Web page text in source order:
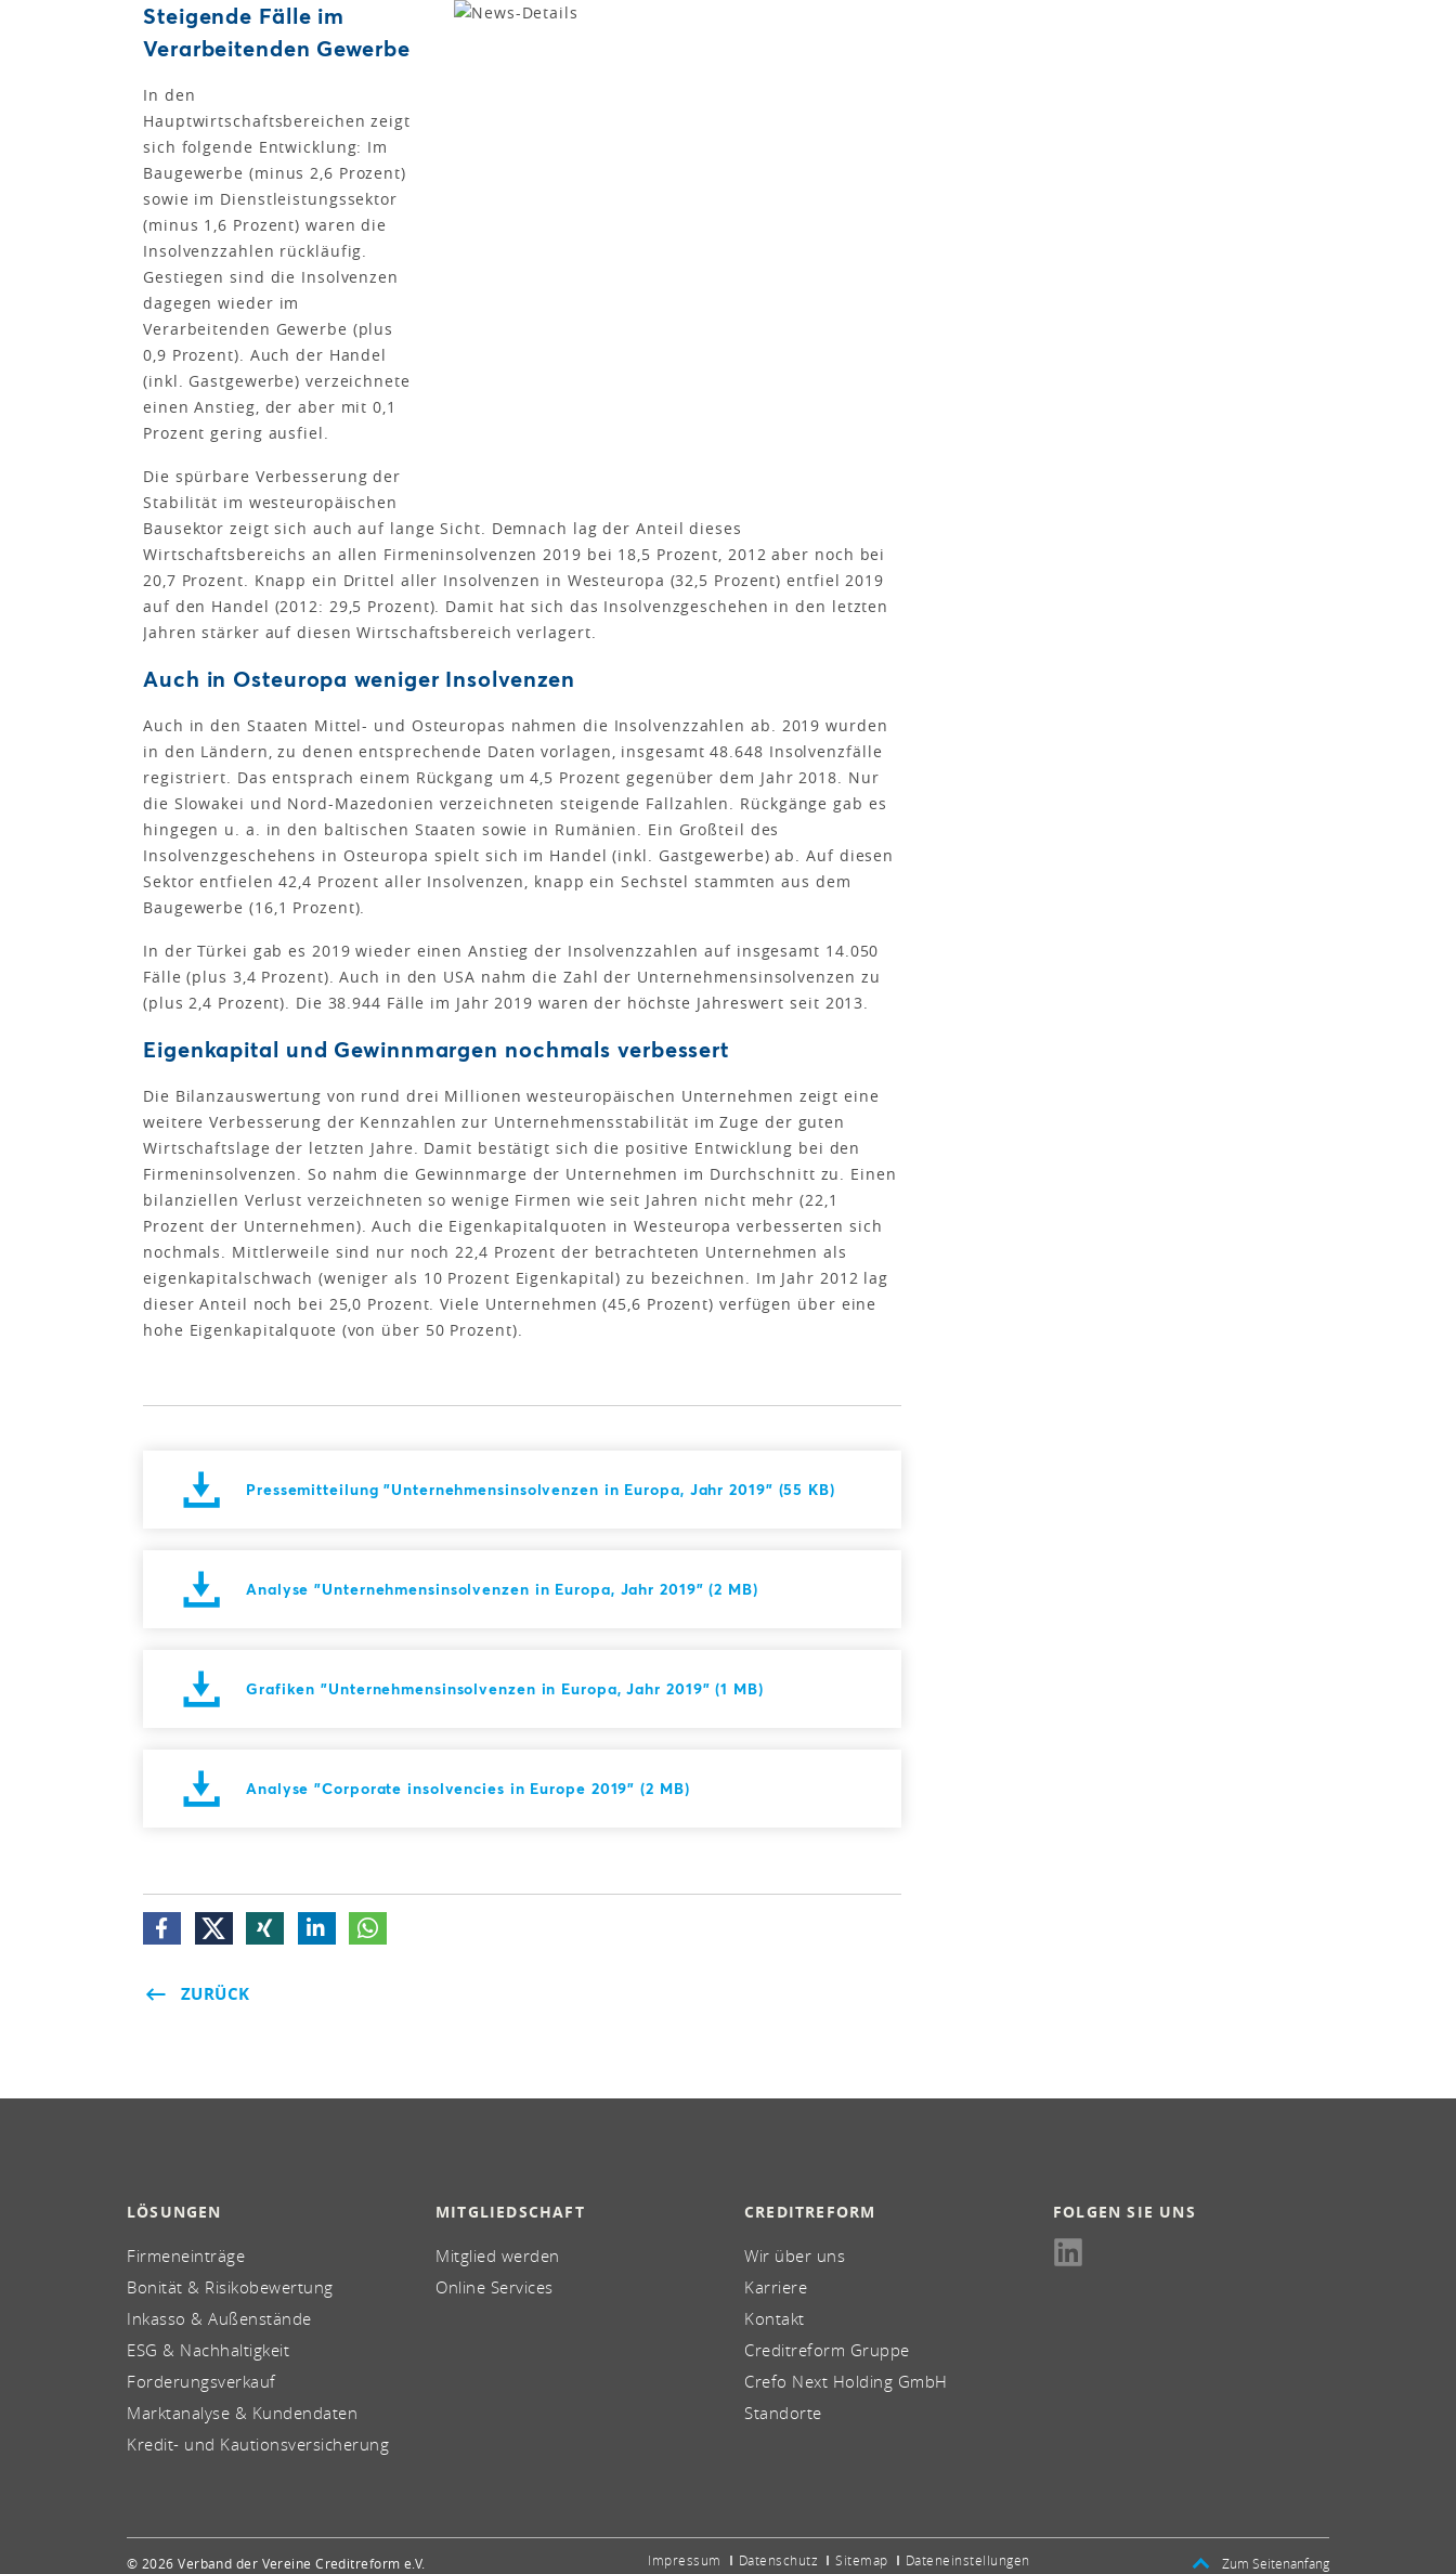
Steigende Fälle im
Verarbeitenden Gewerbe
In den
Hauptwirtschaftsbereichen zeigt
sich folgende Entwicklung: Im
Baugewerbe (minus 2,6 Prozent)
sowie im Dienstleistungssektor
(minus 1,6 Prozent) waren die
Insolvenzzahlen rückläufig.
Gestiegen sind die Insolvenzen
dagegen wieder im
Verarbeitenden Gewerbe (plus
0,9 Prozent). Auch der Handel
(inkl. Gastgewerbe) verzeichnete
einen Anstieg, der aber mit 0,1
Prozent gering ausfiel.
Die spürbare Verbesserung der
Stabilität im westeuropäischen
Bausektor zeigt sich auch auf lange Sicht. Demnach lag der Anteil dieses
Wirtschaftsbereichs an allen Firmeninsolvenzen 2019 bei 18,5 Prozent, 2012 aber noch bei
20,7 Prozent. Knapp ein Drittel aller Insolvenzen in Westeuropa (32,5 Prozent) entfiel 2019
auf den Handel (2012: 29,5 Prozent). Damit hat sich das Insolvenzgeschehen in den letzten
Jahren stärker auf diesen Wirtschaftsbereich verlagert.
Auch in Osteuropa weniger Insolvenzen
Auch in den Staaten Mittel- und Osteuropas nahmen die Insolvenzzahlen ab. 2019 wurden
in den Ländern, zu denen entsprechende Daten vorlagen, insgesamt 48.648 Insolvenzfälle
registriert. Das entsprach einem Rückgang um 4,5 Prozent gegenüber dem Jahr 2018. Nur
die Slowakei und Nord-Mazedonien verzeichneten steigende Fallzahlen. Rückgänge gab es
hingegen u. a. in den baltischen Staaten sowie in Rumänien. Ein Großteil des
Insolvenzgeschehens in Osteuropa spielt sich im Handel (inkl. Gastgewerbe) ab. Auf diesen
Sektor entfielen 42,4 Prozent aller Insolvenzen, knapp ein Sechstel stammten aus dem
Baugewerbe (16,1 Prozent).
In der Türkei gab es 2019 wieder einen Anstieg der Insolvenzzahlen auf insgesamt 14.050
Fälle (plus 3,4 Prozent). Auch in den USA nahm die Zahl der Unternehmensinsolvenzen zu
(plus 2,4 Prozent). Die 38.944 Fälle im Jahr 2019 waren der höchste Jahreswert seit 2013.
Eigenkapital und Gewinnmargen nochmals verbessert
Die Bilanzauswertung von rund drei Millionen westeuropäischen Unternehmen zeigt eine
weitere Verbesserung der Kennzahlen zur Unternehmensstabilität im Zuge der guten
Wirtschaftslage der letzten Jahre. Damit bestätigt sich die positive Entwicklung bei den
Firmeninsolvenzen. So nahm die Gewinnmarge der Unternehmen im Durchschnitt zu. Einen
bilanziellen Verlust verzeichneten so wenige Firmen wie seit Jahren nicht mehr (22,1
Prozent der Unternehmen). Auch die Eigenkapitalquoten in Westeuropa verbesserten sich
nochmals. Mittlerweile sind nur noch 22,4 Prozent der betrachteten Unternehmen als
eigenkapitalschwach (weniger als 10 Prozent Eigenkapital) zu bezeichnen. Im Jahr 2012 lag
dieser Anteil noch bei 25,0 Prozent. Viele Unternehmen (45,6 Prozent) verfügen über eine
hohe Eigenkapitalquote (von über 50 Prozent).
Pressemitteilung "Unternehmensinsolvenzen in Europa, Jahr 2019" (55 KB)
Analyse "Unternehmensinsolvenzen in Europa, Jahr 2019" (2 MB)
Grafiken "Unternehmensinsolvenzen in Europa, Jahr 2019" (1 MB)
Analyse "Corporate insolvencies in Europe 2019" (2 MB)
ZURÜCK
LÖSUNGEN
Firmeneinträge
Bonität & Risikobewertung
Inkasso & Außenstände
ESG & Nachhaltigkeit
Forderungsverkauf
Marktanalyse & Kundendaten
Kredit- und Kautionsversicherung
MITGLIEDSCHAFT
Mitglied werden
Online Services
CREDITREFORM
Wir über uns
Karriere
Kontakt
Creditreform Gruppe
Crefo Next Holding GmbH
Standorte
FOLGEN SIE UNS
© 2026 Verband der Vereine Creditreform e.V. Impressum Datenschutz Sitemap Dateneinstellungen Zum Seitenanfang